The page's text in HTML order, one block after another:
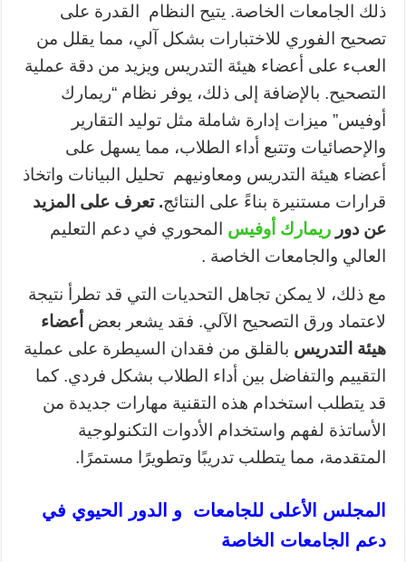
ذلك الجامعات الخاصة. يتيح النظام القدرة على
تصحيح الفوري للاختبارات بشكل آلي، مما يقلل من
العبء على أعضاء هيئة التدريس ويزيد من دقة عملية
التصحيح. بالإضافة إلى ذلك، يوفر نظام “ريمارك
أوفيس” ميزات إدارة شاملة مثل توليد التقارير
والإحصائيات وتتبع أداء الطلاب، مما يسهل على
أعضاء هيئة التدريس ومعاونيهم تحليل البيانات واتخاذ
قرارات مستنيرة بناءً على النتائج. تعرف على المزيد
عن دور ريمارك أوفيس المحوري في دعم التعليم
العالي والجامعات الخاصة .
مع ذلك، لا يمكن تجاهل التحديات التي قد تطرأ نتيجة
لاعتماد ورق التصحيح الآلي. فقد يشعر بعض أعضاء
هيئة التدريس بالقلق من فقدان السيطرة على عملية
التقييم والتفاضل بين أداء الطلاب بشكل فردي. كما
قد يتطلب استخدام هذه التقنية مهارات جديدة من
الأساتذة لفهم واستخدام الأدوات التكنولوجية
المتقدمة، مما يتطلب تدريبًا وتطويرًا مستمرًا.
المجلس الأعلى للجامعات و الدور الحيوي في
دعم الجامعات الخاصة